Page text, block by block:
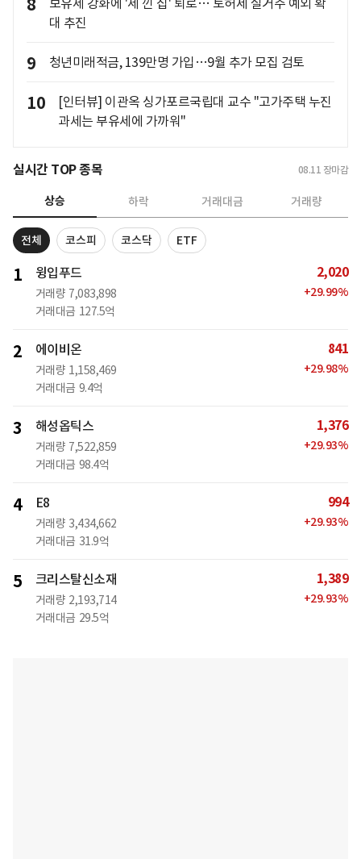
8
보유세 강화에 '세 낀 집' 퇴로… 토허제 실거주 예외 확
대 추진
9 청년미래적금, 139만명 가입…9월 추가 모집 검토
10
[인터뷰] 이관옥 싱가포르국립대 교수 "고가주택 누진
과세는 부유세에 가까워"
실시간 TOP 종목 08.11 장마감
상승 하락 거래대금 거래량
전체 코스피 코스닥 ETF
1 윙입푸드
거래량 7,083,898
거래대금 127.5억
2,020
+29.99%
2 에이비온
거래량 1,158,469
거래대금 9.4억
841
+29.98%
3 해성옵틱스
거래량 7,522,859
거래대금 98.4억
1,376
+29.93%
4 E8
거래량 3,434,662
거래대금 31.9억
994
+29.93%
5 크리스탈신소재
거래량 2,193,714
거래대금 29.5억
1,389
+29.93%